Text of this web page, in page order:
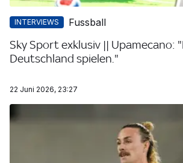
INTERVIEWS Fussball
Sky Sport exklusiv || Upamecano:
Deutschland spielen."
22 Juni 2026, 23:27